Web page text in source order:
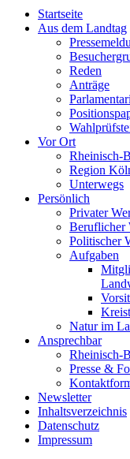
Startseite
Aus dem Landtag
Reden
Anträge
Vor Ort
Rheinisch-
Region
Unterwegs
Persönlich
Privater
Beruflicher
Politischer
Aufgaben
Natur im
Ansprechbar
Rheinisch-
Presse &
Newsletter
Inhaltsverzeichnis
Datenschutz
Impressum